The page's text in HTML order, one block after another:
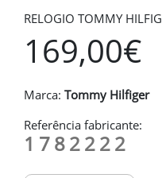
RELOGIO TOMMY HILFIG
169,00€
Marca: Tommy Hilfiger
Referência fabricante:
1782222